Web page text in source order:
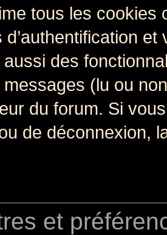
tous les cookies
d’authentification
des
(lu ou
du forum. Si
de déconnexion,
et